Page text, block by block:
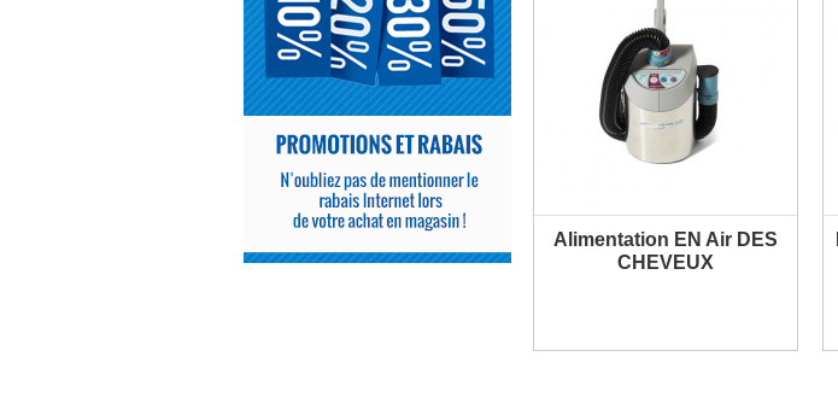
Alimentation EN Air DES
CHEVEUX
PLUS D'INFORMATION